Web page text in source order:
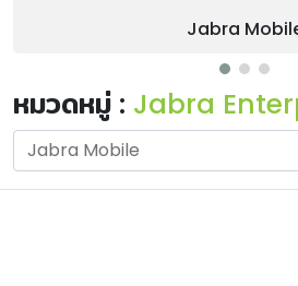
Jabra
หมวดหมู่ : Jabra